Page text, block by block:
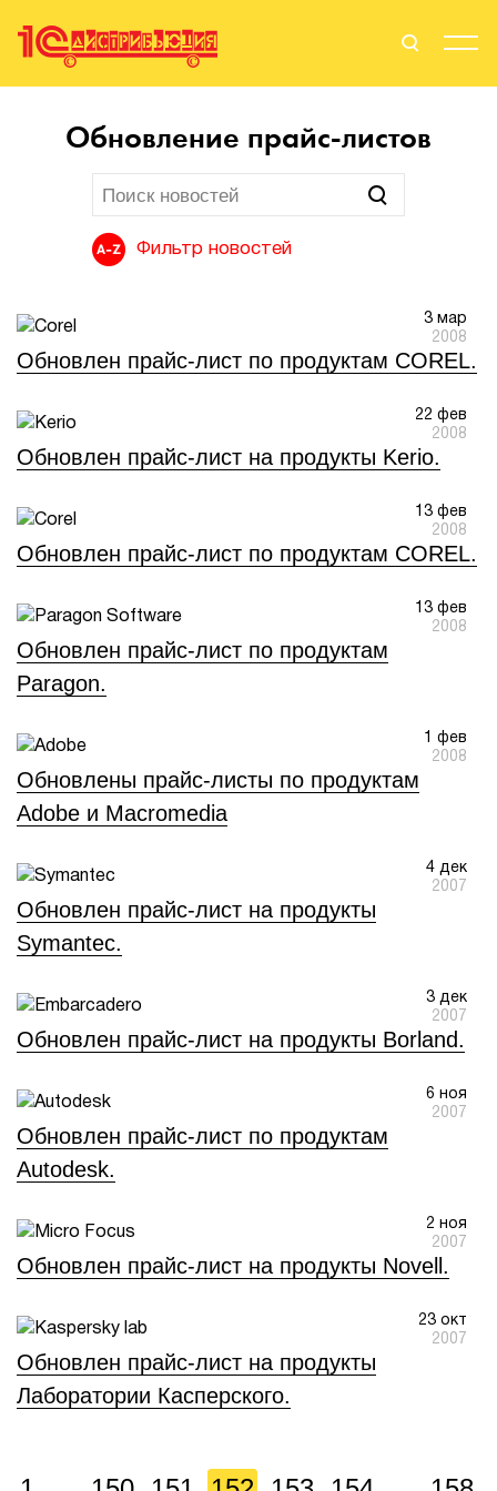
Поиск Вход
Стать Партнером
Вендоры
Обновление прайс-листов
Фильтр новостей
3 мар
2008
Обновлен прайс-лист по продуктам COREL.
22 фев
2008
Обновлен прайс-лист на продукты Kerio.
13 фев
2008
Обновлен прайс-лист по продуктам COREL.
13 фев
2008
Обновлен прайс-лист по продуктам
Paragon.
1 фев
2008
Обновлены прайс-листы по продуктам
Adobe и Macromedia
4 дек
2007
Обновлен прайс-лист на продукты
Symantec.
3 дек
2007
Обновлен прайс-лист на продукты Borland.
6 ноя
2007
Обновлен прайс-лист по продуктам
Autodesk.
2 ноя
2007
Обновлен прайс-лист на продукты Novell.
23 окт
2007
Обновлен прайс-лист на продукты
Лаборатории Касперского.